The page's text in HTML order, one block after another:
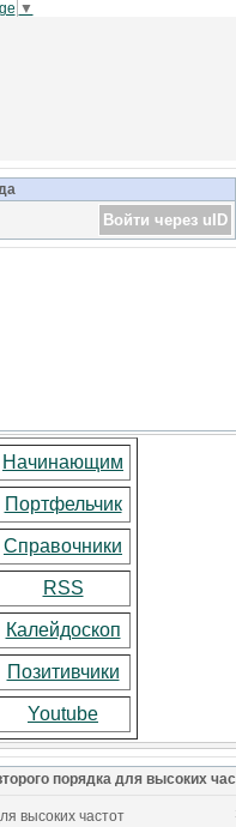
▼
Войти через uID
Начинающим
Портфельчик
Справочники
RSS
Калейдоскоп
Позитивчики
Youtube
порядка для высоких
высоких частот